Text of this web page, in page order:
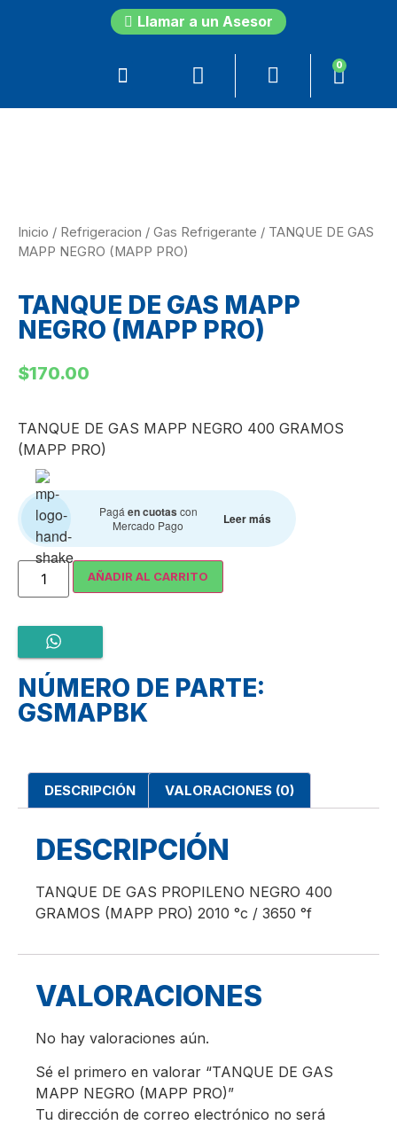
Llamar a un Asesor
0
Inicio / Refrigeracion / Gas Refrigerante / TANQUE DE GAS
MAPP NEGRO (MAPP PRO)
TANQUE DE GAS MAPP
NEGRO (MAPP PRO)
$170.00
TANQUE DE GAS MAPP NEGRO 400 GRAMOS
(MAPP PRO)
Pagáen cuotas con
Mercado Pago
Leer más
AÑADIR AL CARRITO
NÚMERO DE PARTE:
GSMAPBK
DESCRIPCIÓN VALORACIONES (0)
DESCRIPCIÓN
TANQUE DE GAS PROPILENO NEGRO 400
GRAMOS (MAPP PRO) 2010 °c / 3650 °f
VALORACIONES
No hay valoraciones aún.
Sé el primero en valorar “TANQUE DE GAS
MAPP NEGRO (MAPP PRO)”
Tu dirección de correo electrónico no será